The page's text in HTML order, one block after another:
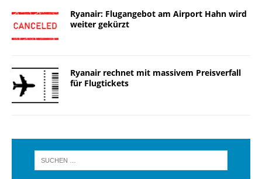
Ryanair: Flugangebot am Airport Hahn wird
weiter gekürzt
Ryanair rechnet mit massivem Preisverfall
für Flugtickets